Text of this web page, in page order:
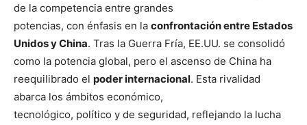
de la competencia entre grandes
potencias, con énfasis en la confrontación entre Estados
Unidos y China. Tras la Guerra Fría, EE.UU. se consolidó
como la potencia global, pero el ascenso de China ha
reequilibrado el poder internacional. Esta rivalidad
abarca los ámbitos económico,
tecnológico, político y de seguridad, reflejando la lucha